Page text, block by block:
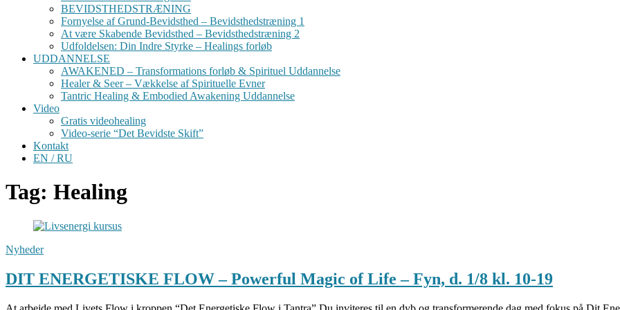
BEVIDSTHEDSTRÆNING
Fornyelse af Grund-Bevidsthed – Bevidsthedstræning 1
At være Skabende Bevidsthed – Bevidsthedstræning 2
Udfoldelsen: Din Indre Styrke – Healings forløb
UDDANNELSE
AWAKENED – Transformations forløb & Spirituel Uddannelse
Healer & Seer – Vækkelse af Spirituelle Evner
Tantric Healing & Embodied Awakening Uddannelse
Video
Gratis videohealing
Video-serie “Det Bevidste Skift”
Kontakt
EN / RU
Tag: Healing
Nyheder
DIT ENERGETISKE FLOW – Powerful Magic of Life – Fyn, d. 1/8 kl. 10-19